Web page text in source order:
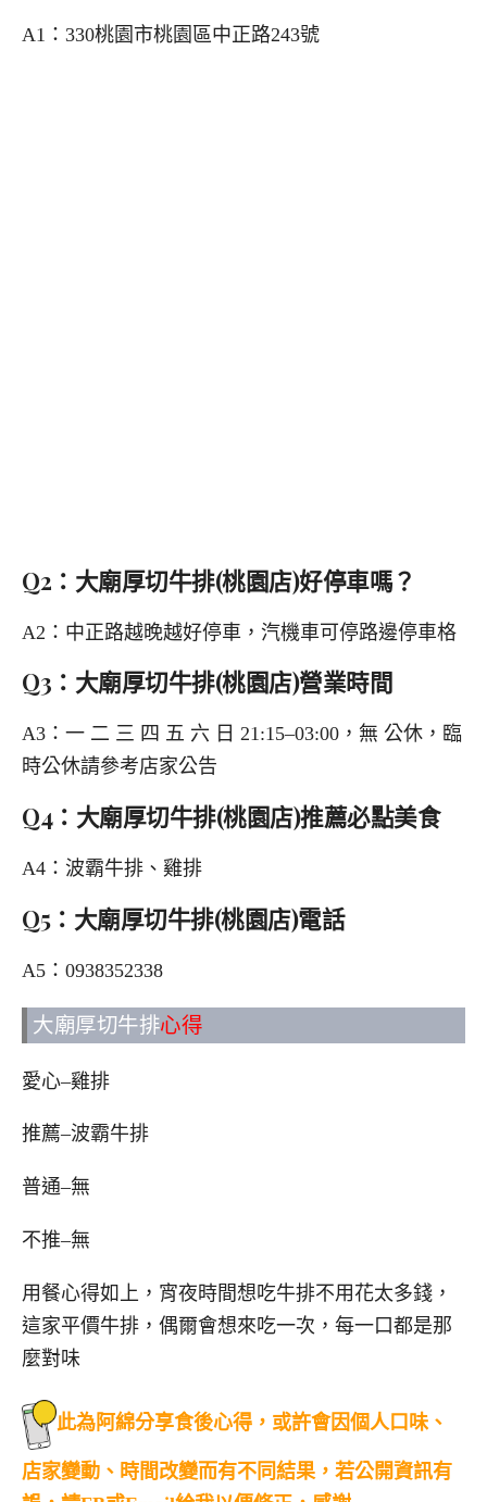
A1：330桃園市桃園區中正路243號
Q2：大廟厚切牛排(桃園店)好停車嗎？
A2：中正路越晚越好停車，汽機車可停路邊停車格
Q3：大廟厚切牛排(桃園店)營業時間
A3：一 二 三 四 五 六 日 21:15–03:00，無 公休，臨
時公休請參考店家公告
Q4：大廟厚切牛排(桃園店)推薦必點美食
A4：波霸牛排、雞排
Q5：大廟厚切牛排(桃園店)電話
A5：0938352338
大廟厚切牛排心得
愛心–雞排
推薦–波霸牛排
普通–無
不推–無
用餐心得如上，宵夜時間想吃牛排不用花太多錢，
這家平價牛排，偶爾會想來吃一次，每一口都是那
麼對味
此為阿綿分享食後心得，或許會因個人口味、
店家變動、時間改變而有不同結果，若公開資訊有